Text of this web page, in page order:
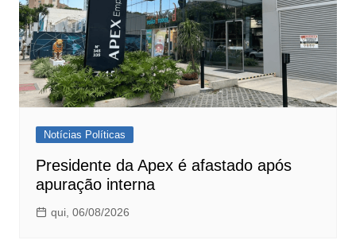
Notícias Políticas
Presidente da Apex é afastado após
apuração interna
qui, 06/08/2026